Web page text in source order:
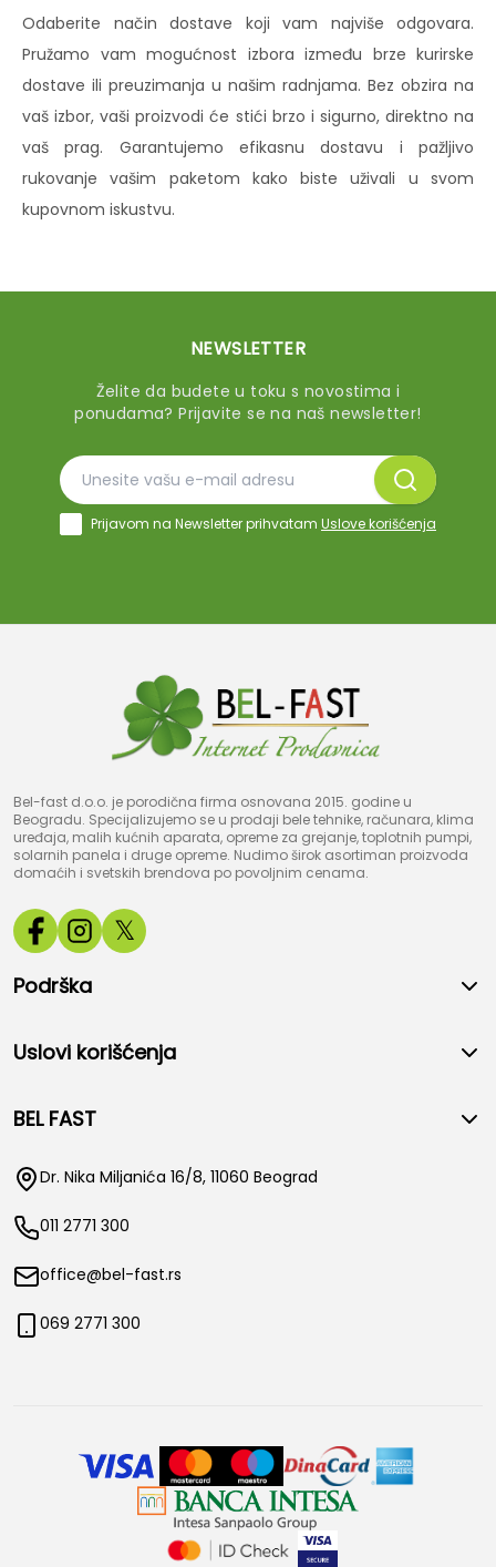
Odaberite način dostave koji vam najviše odgovara.
Pružamo vam mogućnost izbora između brze kurirske
dostave ili preuzimanja u našim radnjama. Bez obzira na
vaš izbor, vaši proizvodi će stići brzo i sigurno, direktno na
vaš prag. Garantujemo efikasnu dostavu i pažljivo
rukovanje vašim paketom kako biste uživali u svom
kupovnom iskustvu.
NEWSLETTER
Želite da budete u toku s novostima i
ponudama? Prijavite se na naš newsletter!
Prijavom na Newsletter prihvatam Uslove korišćenja
Bel-fast d.o.o. je porodična firma osnovana 2015. godine u
Beogradu. Specijalizujemo se u prodaji bele tehnike, računara, klima
uređaja, malih kućnih aparata, opreme za grejanje, toplotnih pumpi,
solarnih panela i druge opreme. Nudimo širok asortiman proizvoda
domaćih i svetskih brendova po povoljnim cenama.
𝕏
Podrška
Uslovi korišćenja
BEL FAST
Dr. Nika Miljanića 16/8, 11060 Beograd
011 2771 300
office@bel-fast.rs
069 2771 300